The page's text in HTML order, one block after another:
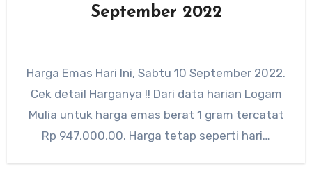
September 2022
Harga Emas Hari Ini, Sabtu 10 September 2022.
Cek detail Harganya !! Dari data harian Logam
Mulia untuk harga emas berat 1 gram tercatat
Rp 947,000,00. Harga tetap seperti hari…